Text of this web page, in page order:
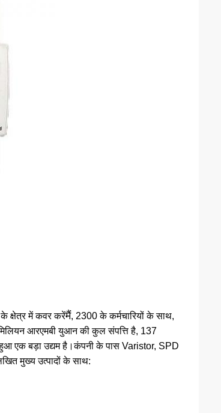
क्षेत्र में कवर करेंमैं, 2300 के कर्मचारियों के साथ,
आरएमबी युआन की कुल संपत्ति है, 137
एक बड़ा उद्यम है।कंपनी के पास Varistor, SPD
मुख्य उत्पादों के साथ: